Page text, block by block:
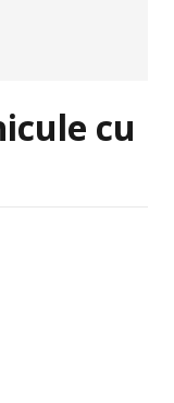
cu